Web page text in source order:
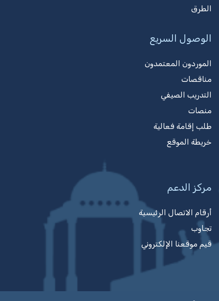
الطرق
الوصول السريع
الموردون المعتمدون
مناقصات
التدريب الصيفي
منصات
طلب إقامة فعالية
خريطة الموقع
مركز الدعم
أرقام الاتصال الرئيسية
تجاوب
قيم موقعنا الإلكتروني